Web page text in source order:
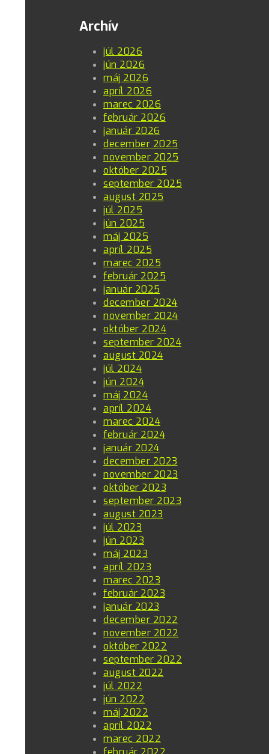
Archív
júl 2026
jún 2026
máj 2026
apríl 2026
marec 2026
február 2026
január 2026
december 2025
november 2025
október 2025
september 2025
august 2025
júl 2025
jún 2025
máj 2025
apríl 2025
marec 2025
február 2025
január 2025
december 2024
november 2024
október 2024
september 2024
august 2024
júl 2024
jún 2024
máj 2024
apríl 2024
marec 2024
február 2024
január 2024
december 2023
november 2023
október 2023
september 2023
august 2023
júl 2023
jún 2023
máj 2023
apríl 2023
marec 2023
február 2023
január 2023
december 2022
november 2022
október 2022
september 2022
august 2022
júl 2022
jún 2022
máj 2022
apríl 2022
marec 2022